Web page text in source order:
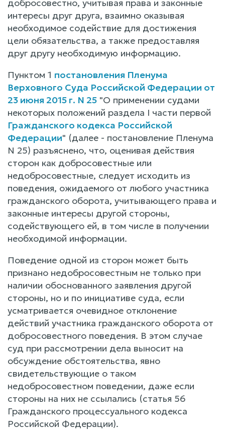
добросовестно, учитывая права и законные
интересы друг друга, взаимно оказывая
необходимое содействие для достижения
цели обязательства, а также предоставляя
друг другу необходимую информацию.
Пунктом 1 постановления Пленума
Верховного Суда Российской Федерации от
23 июня 2015 г. N 25 "О применении судами
некоторых положений раздела I части первой
Гражданского кодекса Российской
Федерации" (далее - постановление Пленума
N 25) разъяснено, что, оценивая действия
сторон как добросовестные или
недобросовестные, следует исходить из
поведения, ожидаемого от любого участника
гражданского оборота, учитывающего права и
законные интересы другой стороны,
содействующего ей, в том числе в получении
необходимой информации.
Поведение одной из сторон может быть
признано недобросовестным не только при
наличии обоснованного заявления другой
стороны, но и по инициативе суда, если
усматривается очевидное отклонение
действий участника гражданского оборота от
добросовестного поведения. В этом случае
суд при рассмотрении дела выносит на
обсуждение обстоятельства, явно
свидетельствующие о таком
недобросовестном поведении, даже если
стороны на них не ссылались (статья 56
Гражданского процессуального кодекса
Российской Федерации).